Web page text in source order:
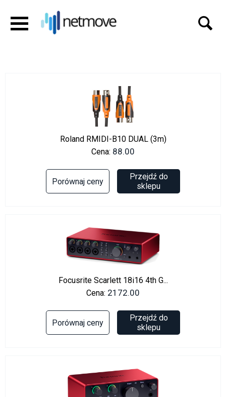
Roland RMIDI-B10 DUAL (3m)
Cena: 88.00
Porównaj ceny
Przejdź do
sklepu
Focusrite Scarlett 18i16 4th G...
Cena: 2172.00
Porównaj ceny
Przejdź do
sklepu